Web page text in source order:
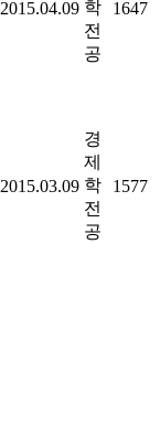
2015.04.09 학
전
공
1647
2015.03.09
경
제
학
전
공
1577